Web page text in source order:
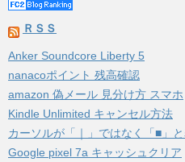
ＲＳＳ
Anker Soundcore Liberty 5
nanacoポイント 残高確認
amazon 偽メール 見分け方 スマホ
Kindle Unlimited キャンセル方法
カーソルが「｜」ではなく「■」
Google pixel 7a キャッシュクリア